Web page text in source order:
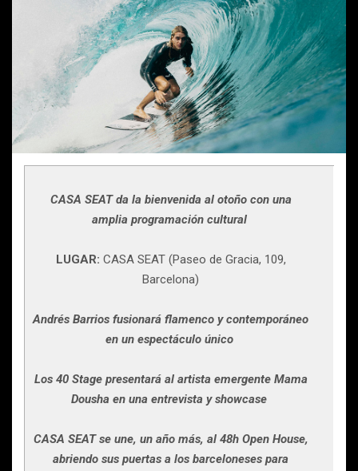
CASA SEAT da la bienvenida al otoño con una
amplia programación cultural
LUGAR: CASA SEAT (Paseo de Gracia, 109,
Barcelona)
Andrés Barrios fusionará flamenco y contemporáneo
en un espectáculo único
Los 40 Stage presentará al artista emergente Mama
Dousha en una entrevista y showcase
CASA SEAT se une, un año más, al 48h Open House,
abriendo sus puertas a los barceloneses para